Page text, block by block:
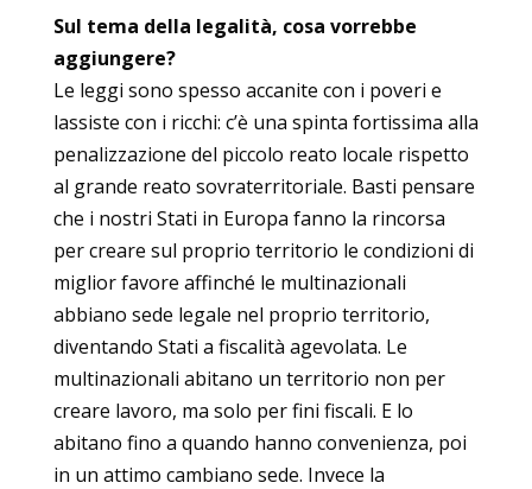
Sul tema della legalità, cosa vorrebbe
aggiungere?
Le leggi sono spesso accanite con i poveri e
lassiste con i ricchi: c’è una spinta fortissima alla
penalizzazione del piccolo reato locale rispetto
al grande reato sovraterritoriale. Basti pensare
che i nostri Stati in Europa fanno la rincorsa
per creare sul proprio territorio le condizioni di
miglior favore affinché le multinazionali
abbiano sede legale nel proprio territorio,
diventando Stati a fiscalità agevolata. Le
multinazionali abitano un territorio non per
creare lavoro, ma solo per fini fiscali. E lo
abitano fino a quando hanno convenienza, poi
in un attimo cambiano sede. Invece la